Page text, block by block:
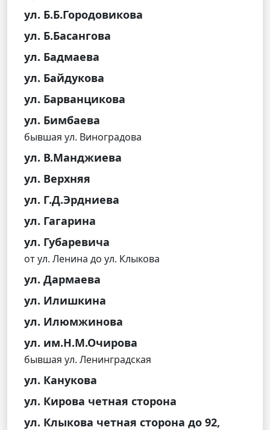
ул. Б.Б.Городовикова
ул. Б.Басангова
ул. Бадмаева
ул. Байдукова
ул. Барванцикова
ул. Бимбаева
бывшая ул. Виноградова
ул. В.Манджиева
ул. Верхняя
ул. Г.Д.Эрдниева
ул. Гагарина
ул. Губаревича
от ул. Ленина до ул. Клыкова
ул. Дармаева
ул. Илишкина
ул. Илюмжинова
ул. им.Н.М.Очирова
бывшая ул. Ленинградская
ул. Канукова
ул. Кирова четная сторона
ул. Клыкова четная сторона до 92,